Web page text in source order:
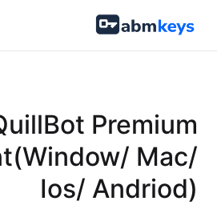
Premium
Mac/
Ios/ Andriod)